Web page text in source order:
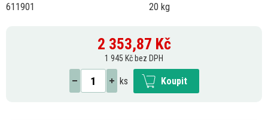
611901 20 kg
2 353,87 Kč
1 945 Kč bez DPH
ks Koupit